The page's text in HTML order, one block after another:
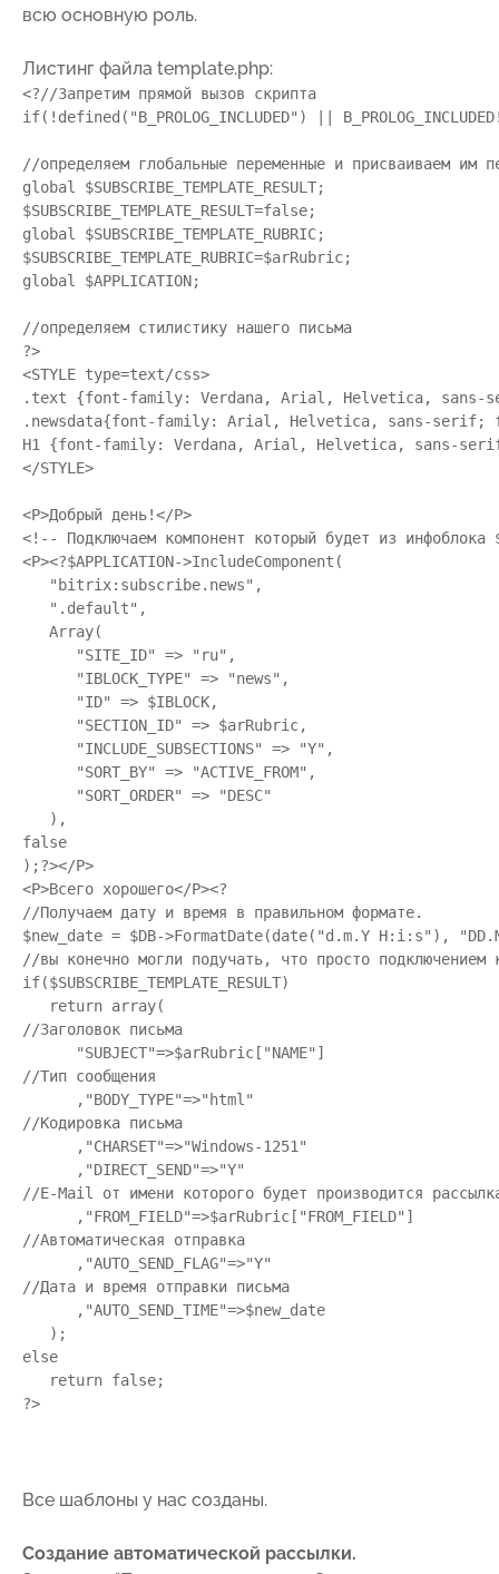
всю основную роль.
Листинг файла template.php:
<?//Запретим прямой вызов скрипта
if(!defined("B_PROLOG_INCLUDED") ||
//определяем глобальные переменные и присваиваем им
global $SUBSCRIBE_TEMPLATE_RESULT;
$SUBSCRIBE_TEMPLATE_RESULT=false;
global $SUBSCRIBE_TEMPLATE_RUBRIC;
$SUBSCRIBE_TEMPLATE_RUBRIC=$arRubric;
global $APPLICATION;
//определяем стилистику нашего письма
?>
<STYLE type=text/css>
.text {font-family: Verdana, Arial, Helvetica, sans-
.newsdata{font-family: Arial, Helvetica, sans-serif;
H1 {font-family: Verdana, Arial, Helvetica, sans-
</STYLE>
<P>Добрый день!</P>
<!-- Подключаем компонент который будет из
<P><?$APPLICATION->IncludeComponent(
"bitrix:subscribe.news",
".default",
Array(
"SITE_ID" => "ru",
"IBLOCK_TYPE" => "news",
"ID" => $IBLOCK,
"SECTION_ID" => $arRubric,
"INCLUDE_SUBSECTIONS" => "Y",
"SORT_BY" => "ACTIVE_FROM",
"SORT_ORDER" => "DESC"
),
false
);?></P>
<P>Всего хорошего</P><?
//Получаем дату и время в правильном формате.
$new_date = $DB->FormatDate(date("d.m.Y H:i:s"),
//вы конечно могли подучать, что просто
if($SUBSCRIBE_TEMPLATE_RESULT)
return array(
//Заголовок письма
"SUBJECT"=>$arRubric["NAME"]
//Тип сообщения
,"BODY_TYPE"=>"html"
//Кодировка письма
,"CHARSET"=>"Windows-1251"
,"DIRECT_SEND"=>"Y"
//E-Mail от имени которого будет производится
,"FROM_FIELD"=>$arRubric["FROM_FIELD"]
//Автоматическая отправка
,"AUTO_SEND_FLAG"=>"Y"
//Дата и время отправки письма
,"AUTO_SEND_TIME"=>$new_date
);
else
return false;
Все шаблоны у нас созданы.
Создание автоматической рассылки.